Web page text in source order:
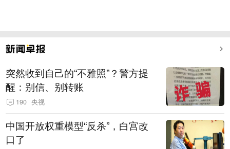
突然收到自己的“不雅照”？警方提
醒：别信、别转账
190 央视
中国开放权重模型“反杀”，白宫改
口了